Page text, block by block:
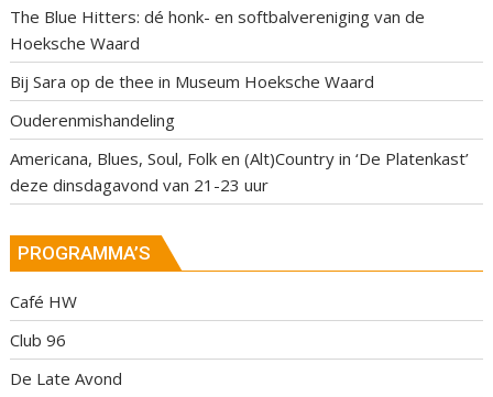
The Blue Hitters: dé honk- en softbalvereniging van de
Hoeksche Waard
Bij Sara op de thee in Museum Hoeksche Waard
Ouderenmishandeling
Americana, Blues, Soul, Folk en (Alt)Country in ‘De Platenkast’
deze dinsdagavond van 21-23 uur
PROGRAMMA’S
Café HW
Club 96
De Late Avond